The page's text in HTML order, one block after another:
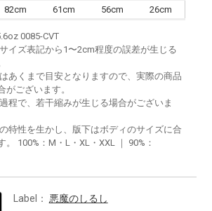
82cm 61cm 56cm 26cm
0085-CVT
イズ表記から1〜2cm程度の誤差が生じる
あくまで目安となりますので、実際の商品
がございます。
程で、若干縮みが生じる場合がございま
特性を生かし、版下はボディのサイズに合
。 100%：M・L・XL・XXL ｜ 90%：
Label： 悪魔のしるし